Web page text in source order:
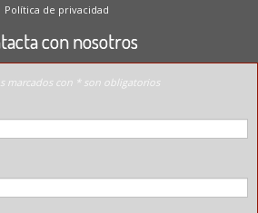
Política de privacidad
con nosotros
marcados con * son obligatorios